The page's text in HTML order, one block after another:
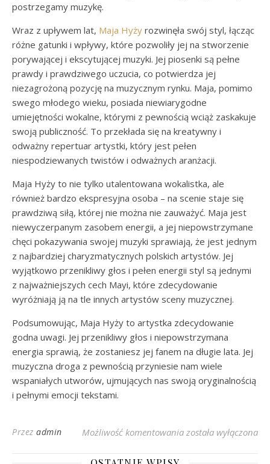
postrzegamy muzykę.
Wraz z upływem lat, Maja Hyży rozwinęła swój styl, łącząc
różne gatunki i wpływy, które pozwoliły jej na stworzenie
porywającej i ekscytującej muzyki. Jej piosenki są pełne
prawdy i prawdziwego uczucia, co potwierdza jej
niezagrożoną pozycję na muzycznym rynku. Maja, pomimo
swego młodego wieku, posiada niewiarygodne
umiejętności wokalne, którymi z pewnością wciąż zaskakuje
swoją publiczność. To przekłada się na kreatywny i
odważny repertuar artystki, który jest pełen
niespodziewanych twistów i odważnych aranżacji.
Maja Hyży to nie tylko utalentowana wokalistka, ale
również bardzo ekspresyjna osoba – na scenie staje się
prawdziwą siłą, której nie można nie zauważyć. Maja jest
niewyczerpanym zasobem energii, a jej niepowstrzymane
chęci pokazywania swojej muzyki sprawiają, że jest jednym
z najbardziej charyzmatycznych polskich artystów. Jej
wyjątkowo przenikliwy głos i pełen energii styl są jednymi
z najważniejszych cech Mayi, które zdecydowanie
wyróżniają ją na tle innych artystów sceny muzycznej.
Podsumowując, Maja Hyży to artystka zdecydowanie
godna uwagi. Jej przenikliwy głos i niepowstrzymana
energia sprawią, że zostaniesz jej fanem na długie lata. Jej
muzyczna droga z pewnością przyniesie nam wiele
wspaniałych utworów, ujmujących nas swoją oryginalnością
i pełnymi emocji tekstami.
Przez admin Możliwość komentowania Maja Hyży:
została wyłączona